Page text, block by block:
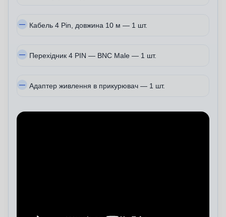
Кабель 4 Pin, довжина 10 м — 1 шт.
Перехідник 4 PIN — BNC Male — 1 шт.
Адаптер живлення в прикурювач — 1 шт.